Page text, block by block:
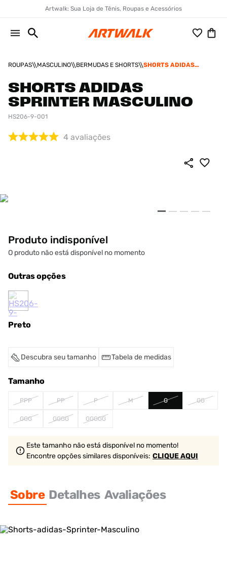
Artwalk: Sua Loja de Tênis, Roupas e Acessórios
ROUPAS MASCULINO BERMUDAS E SHORTS
SHORTS ADIDAS
SHORTS ADIDAS
SPRINTER MASCULINO
HS206-9-001
4 avaliações
Produto indisponível
O produto não está disponível no momento
Outras opções
Preto
Descubra seu tamanho Tabela de medidas
Tamanho
PPP PP P M G GG
GGG GGGG GGGGG
Este tamanho não está disponível no momento!
Encontre opções similaresdisponíveis: CLIQUE AQUI
Sobre Detalhes Avaliações